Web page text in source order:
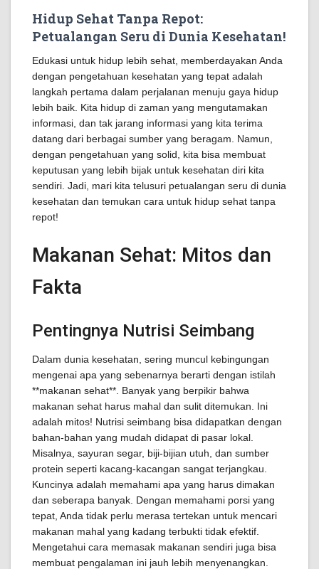
Hidup Sehat Tanpa Repot:
Petualangan Seru di Dunia Kesehatan!
Edukasi untuk hidup lebih sehat, memberdayakan Anda
dengan pengetahuan kesehatan yang tepat adalah
langkah pertama dalam perjalanan menuju gaya hidup
lebih baik. Kita hidup di zaman yang mengutamakan
informasi, dan tak jarang informasi yang kita terima
datang dari berbagai sumber yang beragam. Namun,
dengan pengetahuan yang solid, kita bisa membuat
keputusan yang lebih bijak untuk kesehatan diri kita
sendiri. Jadi, mari kita telusuri petualangan seru di dunia
kesehatan dan temukan cara untuk hidup sehat tanpa
repot!
Makanan Sehat: Mitos dan
Fakta
Pentingnya Nutrisi Seimbang
Dalam dunia kesehatan, sering muncul kebingungan
mengenai apa yang sebenarnya berarti dengan istilah
**makanan sehat**. Banyak yang berpikir bahwa
makanan sehat harus mahal dan sulit ditemukan. Ini
adalah mitos! Nutrisi seimbang bisa didapatkan dengan
bahan-bahan yang mudah didapat di pasar lokal.
Misalnya, sayuran segar, biji-bijian utuh, dan sumber
protein seperti kacang-kacangan sangat terjangkau.
Kuncinya adalah memahami apa yang harus dimakan
dan seberapa banyak. Dengan memahami porsi yang
tepat, Anda tidak perlu merasa tertekan untuk mencari
makanan mahal yang kadang terbukti tidak efektif.
Mengetahui cara memasak makanan sendiri juga bisa
membuat pengalaman ini jauh lebih menyenangkan.